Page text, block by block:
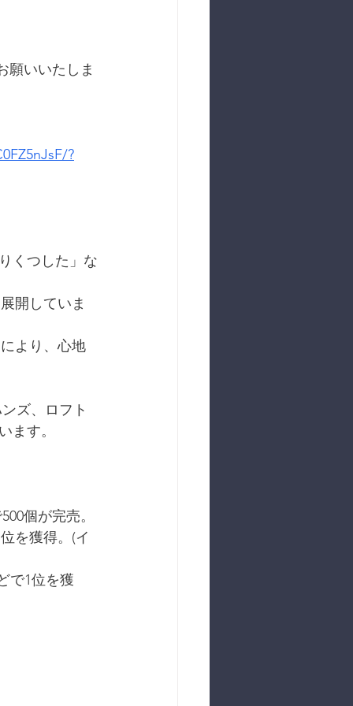
願いいたしま
?
くつした」な
開していま
より、心地
ズ、ロフト
ます。
個が完売。
を獲得。(イ
で1位を獲